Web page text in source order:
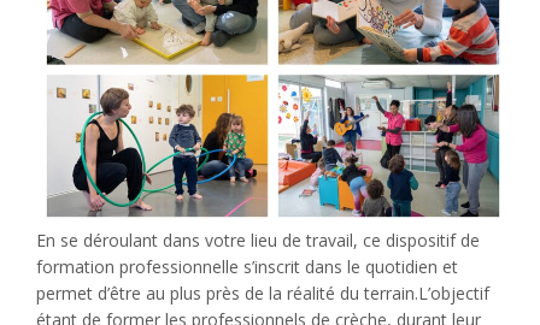
En se déroulant dans votre lieu de travail, ce dispositif de
formation professionnelle s’inscrit dans le quotidien et
permet d’être au plus près de la réalité du terrain.L’objectif
étant de former les professionnels de crèche, durant leur